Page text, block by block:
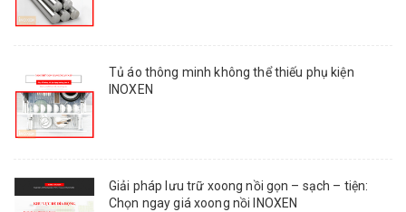
Tủ áo thông minh không thể thiếu phụ kiện
INOXEN
Giải pháp lưu trữ xoong nồi gọn – sạch – tiện:
Chọn ngay giá xoong nồi INOXEN